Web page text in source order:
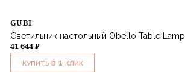
GUBI
Светильник настольный Obello Table Lamp
41 644 ₽
КУПИТЬ В 1 КЛИК